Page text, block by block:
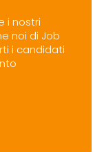
i nostri
noi di Job
i candidati